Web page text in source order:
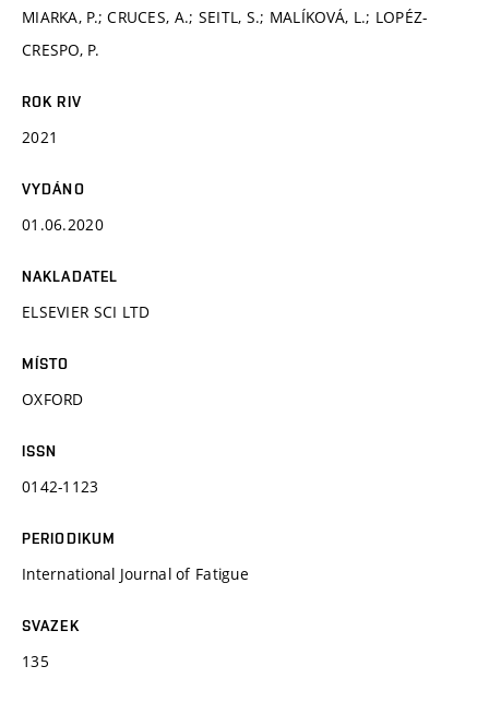
MIARKA, P.; CRUCES, A.; SEITL, S.; MALÍKOVÁ, L.; LOPÉZ-
CRESPO, P.
ROK RIV
2021
VYDÁNO
01.06.2020
NAKLADATEL
ELSEVIER SCI LTD
MÍSTO
OXFORD
ISSN
0142-1123
PERIODIKUM
International Journal of Fatigue
SVAZEK
135